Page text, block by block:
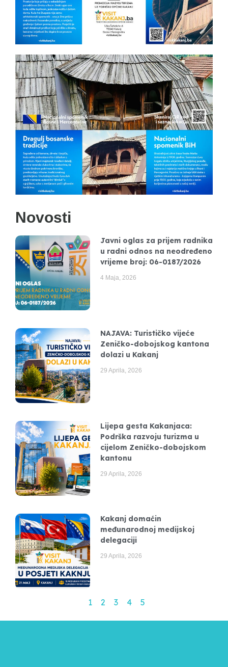
Novosti
Javni oglas za prijem radnika
u radni odnos na neodređeno
vrijeme broj: 06-0187/2026
4 Maja, 2026
NAJAVA: Turističko vijeće
Zeničko-dobojskog kantona
dolazi u Kakanj
29 Aprila, 2026
Lijepa gesta Kakanjaca:
Podrška razvoju turizma u
cijelom Zeničko-dobojskom
kantonu
29 Aprila, 2026
Kakanj domaćin
međunarodnoj medijskoj
delegaciji
29 Aprila, 2026
1 2 3 4 5